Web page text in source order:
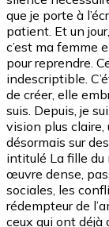
que je porte à
patient. Et un
c’est ma femme
pour reprendre.
indescriptible.
de créer, elle
suis. Depuis, je
vision plus claire,
désormais sur
intitulé La fille du
œuvre dense,
sociales, les
rédempteur de
ceux qui ont déjà